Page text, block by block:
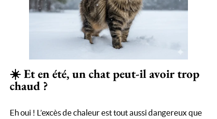
☀️ Et en été, un chat peut-il avoir trop
chaud ?
Eh oui ! L’excès de chaleur est tout aussi dangereux que